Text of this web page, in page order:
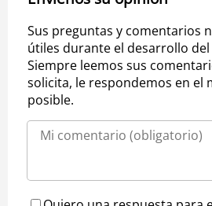
Sus preguntas y comentarios
útiles durante el desarrollo del
Siempre leemos sus
solicita, le respondemos en el
posible.